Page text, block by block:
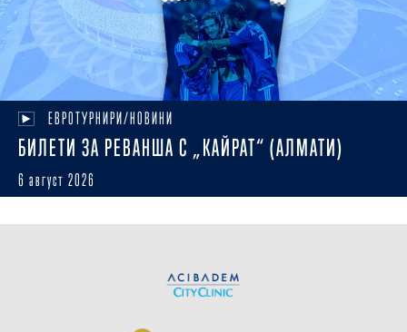
ЕВРОТУРНИРИ/НОВИНИ
БИЛЕТИ ЗА РЕВАНША С „КАЙРАТ“ (АЛМАТИ)
6 август 2026